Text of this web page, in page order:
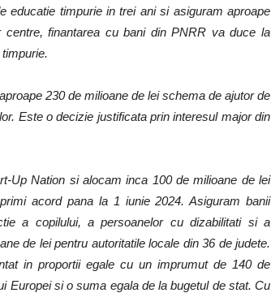
educatie timpurie in trei ani si asiguram aproape
finantarea cu bani din PNRR va duce la
230 de milioane de lei schema de ajutor de
Este o decizie justificata prin interesul major din
Up Nation si alocam inca 100 de milioane de lei
acord pana la 1 iunie 2024. Asiguram banii
a copilului, a persoanelor cu dizabilitati si a
de lei pentru autoritatile locale din 36 de judete.
in proportii egale cu un imprumut de 140 de
Europei si o suma egala de la bugetul de stat. Cu